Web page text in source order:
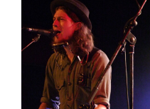
HOME
ARTDIVISION